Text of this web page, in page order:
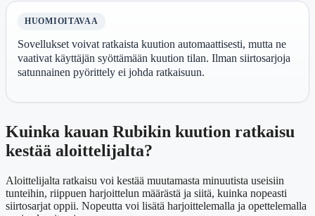
HUOMIOITAVAA
Sovellukset voivat ratkaista kuution automaattisesti, mutta ne
vaativat käyttäjän syöttämään kuution tilan. Ilman siirtosarjoja
satunnainen pyörittely ei johda ratkaisuun.
Kuinka kauan Rubikin kuution ratkaisu
kestää aloittelijalta?
Aloittelijalta ratkaisu voi kestää muutamasta minuutista useisiin
tunteihin, riippuen harjoittelun määrästä ja siitä, kuinka nopeasti
siirtosarjat oppii. Nopeutta voi lisätä harjoittelemalla ja opettelemalla